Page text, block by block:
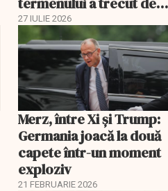
comisia din Parlament
27 IULIE 2026
Merz, între Xi și Trump:
Germania joacă la două
capete într-un moment
exploziv
21 FEBRUARIE 2026